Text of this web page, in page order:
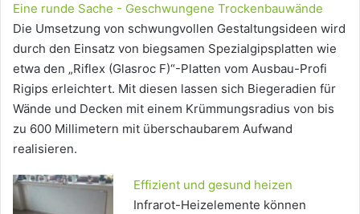
Eine runde Sache - Geschwungene Trockenbauwände
Die Umsetzung von schwungvollen Gestaltungsideen wird
durch den Einsatz von biegsamen Spezialgipsplatten wie
etwa den „Riflex (Glasroc F)“-Platten vom Ausbau-Profi
Rigips erleichtert. Mit diesen lassen sich Biegeradien für
Wände und Decken mit einem Krümmungsradius von bis
zu 600 Millimetern mit überschaubarem Aufwand
realisieren.
Effizient und gesund heizen
Infrarot-Heizelemente können